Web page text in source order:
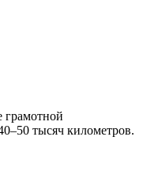
грамотной
тысяч километров.